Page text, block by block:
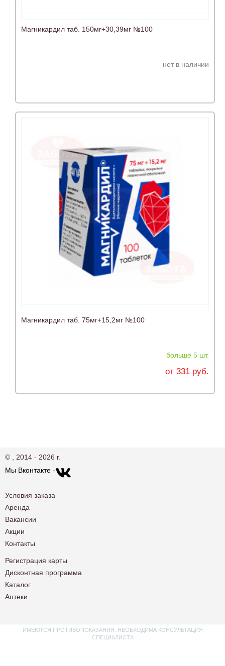
Магникардил таб. 150мг+30,39мг №100
нет в наличии
Магникардил таб. 75мг+15,2мг №100
больше 5 шт.
от 331 руб.
© , 2014 - 2026 г.
Мы Вконтакте -
Условия заказа
Аренда
Вакансии
Акции
Контакты
Регистрация карты
Дисконтная программа
Каталог
Аптеки
ИМЕЮТСЯ ПРОТИВОПОКАЗАНИЯ. НЕОБХОДИМА КОНСУЛЬТАЦИЯ
СПЕЦИАЛИСТА